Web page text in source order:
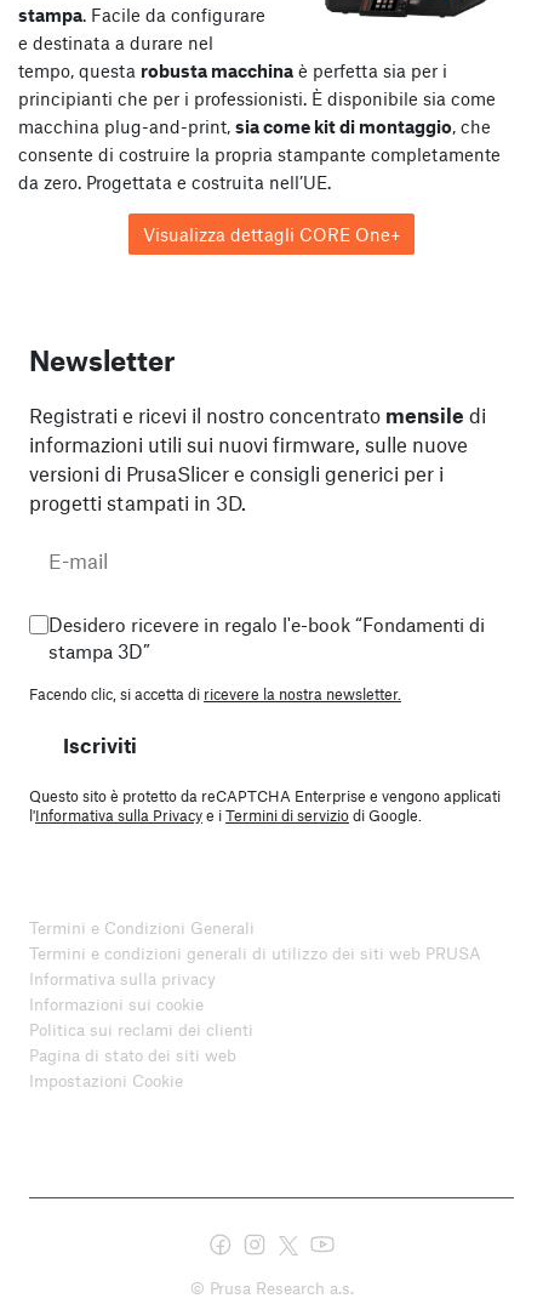
stampa. Facile da configurare
e destinata a durare nel
tempo, questa robusta macchina è perfetta sia per i
principianti che per i professionisti. È disponibile sia come
macchina plug-and-print, sia come kit di montaggio, che
consente di costruire la propria stampante completamente
da zero. Progettata e costruita nell’UE.
Visualizza dettagli CORE One+
Newsletter
Registrati e ricevi il nostro concentrato mensile di
informazioni utili sui nuovi firmware, sulle nuove
versioni di PrusaSlicer e consigli generici per i
progetti stampati in 3D.
Desidero ricevere in regalo l'e-book “Fondamenti di
stampa 3D”
Facendo clic, si accetta di ricevere la nostra newsletter.
Iscriviti
Questo sito è protetto da reCAPTCHA Enterprise e vengono applicati
l'Informativa sulla Privacye iTermini di serviziodi Google.
Termini e Condizioni Generali
Termini e condizioni generali di utilizzo dei siti web PRUSA
Informativa sulla privacy
Informazioni sui cookie
Politica sui reclami dei clienti
Pagina di stato dei siti web
Impostazioni Cookie
© Prusa Research a.s.